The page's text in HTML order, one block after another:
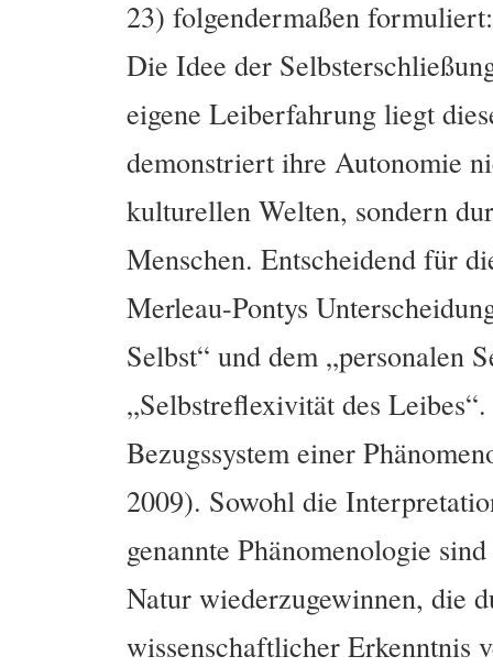
23) folgendermaßen
Die Idee der
eigene Leiberfahrung liegt
demonstriert ihre Autonomie
kulturellen Welten, sondern
Menschen. Entscheidend für
Merleau-Pontys
Selbst“ und dem „personalen
„Selbstreflexivität des
Bezugssystem einer
2009). Sowohl die
genannte Phänomenologie
Natur wiederzugewinnen, die
wissenschaftlicher Erkenntnis